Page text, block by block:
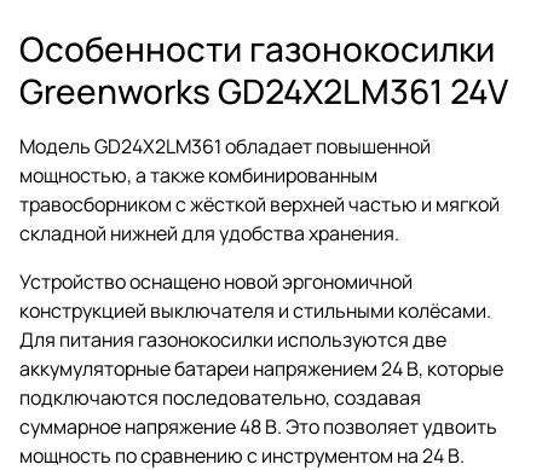
Особенности газонокосилки
Greenworks GD24X2LM361 24V
Модель GD24X2LM361 обладает повышенной
мощностью, а также комбинированным
травосборником с жёсткой верхней частью и мягкой
складной нижней для удобства хранения.
Устройство оснащено новой эргономичной
конструкцией выключателя и стильными колёсами.
Для питания газонокосилки используются две
аккумуляторные батареи напряжением 24 В, которые
подключаются последовательно, создавая
суммарное напряжение 48 В. Это позволяет удвоить
мощность по сравнению с инструментом на 24 В.